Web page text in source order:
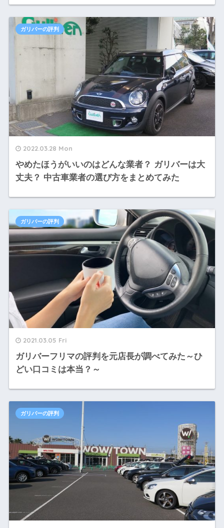
2022.03.28 Mon
やめたほうがいいのはどんな業者？ ガリバーは大
丈夫？ 中古車業者の選び方をまとめてみた
ガリバーの評判
2021.03.05 Fri
ガリバーフリマの評判を元店長が調べてみた～ひ
どい口コミは本当？～
ガリバーの評判
ガリバーの評判